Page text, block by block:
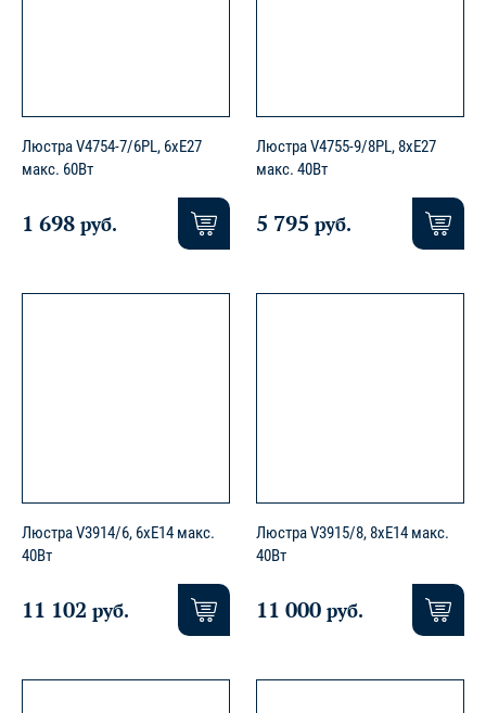
Люстра V4754-7/6PL, 6хE27
макс. 60Вт
1 698 руб.
Люстра V4755-9/8PL, 8xE27
макс. 40Вт
5 795 руб.
Люстра V3914/6, 6xE14 макс.
40Вт
11 102 руб.
Люстра V3915/8, 8xE14 макс.
40Вт
11 000 руб.